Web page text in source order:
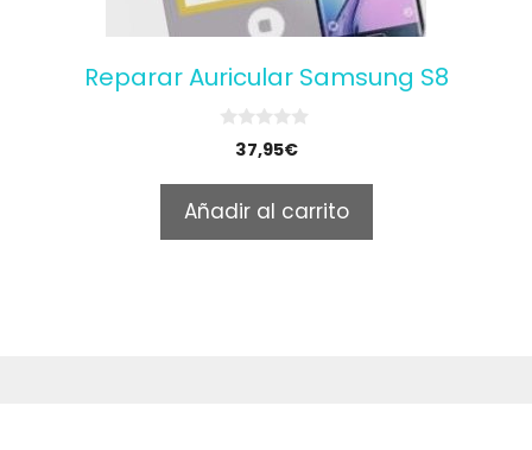
Reparar Auricular Samsung S8
o
f
5
37,95€
Añadir al carrito